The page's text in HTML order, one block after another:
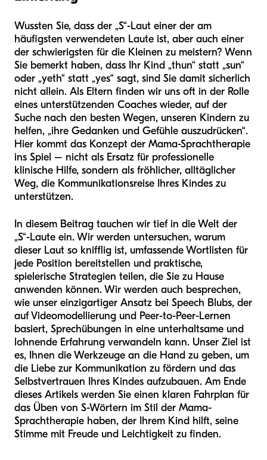
Wussten Sie, dass der „S“-Laut einer der am
häufigsten verwendeten Laute ist, aber auch einer
der schwierigsten für die Kleinen zu meistern? Wenn
Sie bemerkt haben, dass Ihr Kind „thun“ statt „sun“
oder „yeth“ statt „yes“ sagt, sind Sie damit sicherlich
nicht allein. Als Eltern finden wir uns oft in der Rolle
eines unterstützenden Coaches wieder, auf der
Suche nach den besten Wegen, unseren Kindern zu
helfen, „ihre Gedanken und Gefühle auszudrücken“.
Hier kommt das Konzept der Mama-Sprachtherapie
ins Spiel – nicht als Ersatz für professionelle
klinische Hilfe, sondern als fröhlicher, alltäglicher
Weg, die Kommunikationsreise Ihres Kindes zu
unterstützen.
In diesem Beitrag tauchen wir tief in die Welt der
„S“-Laute ein. Wir werden untersuchen, warum
dieser Laut so knifflig ist, umfassende Wortlisten für
jede Position bereitstellen und praktische,
spielerische Strategien teilen, die Sie zu Hause
anwenden können. Wir werden auch besprechen,
wie unser einzigartiger Ansatz bei Speech Blubs, der
auf Videomodellierung und Peer-to-Peer-Lernen
basiert, Sprechübungen in eine unterhaltsame und
lohnende Erfahrung verwandeln kann. Unser Ziel ist
es, Ihnen die Werkzeuge an die Hand zu geben, um
die Liebe zur Kommunikation zu fördern und das
Selbstvertrauen Ihres Kindes aufzubauen. Am Ende
dieses Artikels werden Sie einen klaren Fahrplan für
das Üben von S-Wörtern im Stil der Mama-
Sprachtherapie haben, der Ihrem Kind hilft, seine
Stimme mit Freude und Leichtigkeit zu finden.